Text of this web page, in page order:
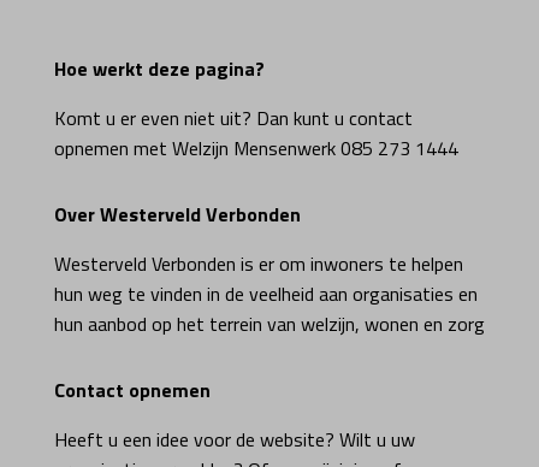
Hoe werkt deze pagina?
Komt u er even niet uit? Dan kunt u contact
opnemen met Welzijn Mensenwerk 085 273 1444
Over Westerveld Verbonden
Westerveld Verbonden is er om inwoners te helpen
hun weg te vinden in de veelheid aan organisaties en
hun aanbod op het terrein van welzijn, wonen en zorg
Contact opnemen
Heeft u een idee voor de website? Wilt u uw